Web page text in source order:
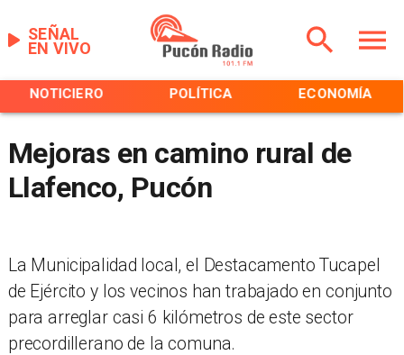
EN VIVO
SEÑAL
NOTICIERO POLÍTICA ECONOMÍA
Mejoras en camino rural de
Llafenco, Pucón
La Municipalidad local, el Destacamento Tucapel
de Ejército y los vecinos han trabajado en conjunto
para arreglar casi 6 kilómetros de este sector
precordillerano de la comuna.